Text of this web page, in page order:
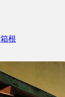
箱根